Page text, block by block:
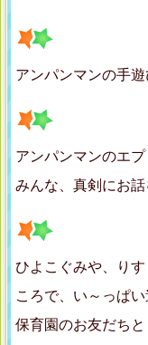
アンパンマンの手
アンパンマンのエ
みんな、真剣にお話
ひよこぐみや、り
ころで、い～っぱ
保育園のお友だち